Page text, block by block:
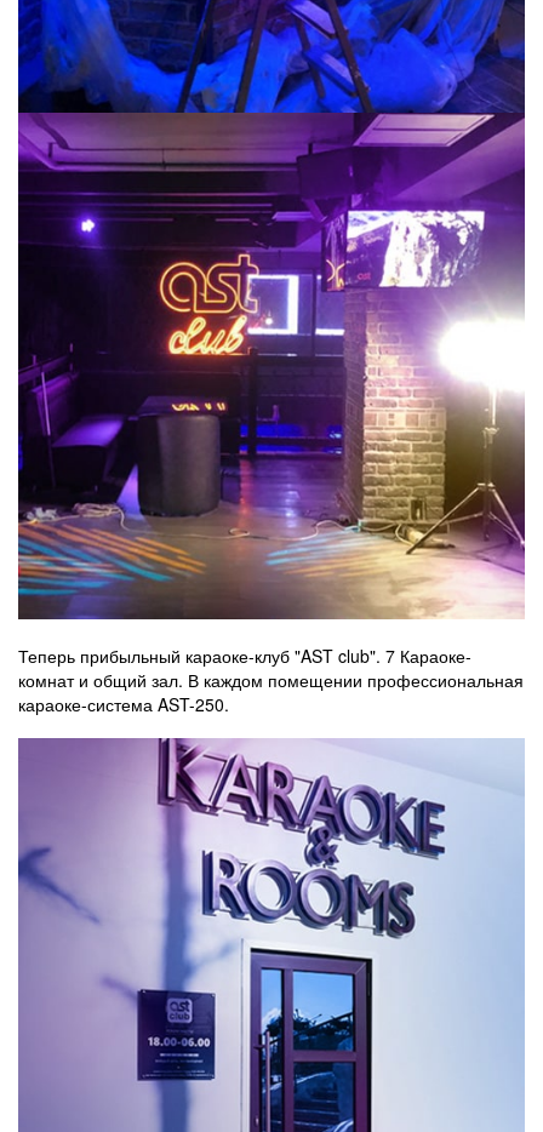
Теперь прибыльный караоке-клуб "AST club". 7 Караоке-
комнат и общий зал. В каждом помещении профессиональная
караоке-система AST-250.